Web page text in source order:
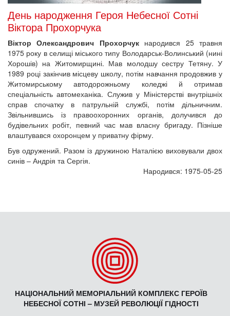
День народження Героя Небесної Сотні
Віктора Прохорчука
Віктор Олександрович Прохорчук народився 25 травня
1975 року в селищі міського типу Володарськ-Волинський (нині
Хорошів) на Житомирщині. Мав молодшу сестру Тетяну. У
1989 році закінчив місцеву школу, потім навчання продовжив у
Житомирському автодорожньому коледжі й отримав
спеціальність автомеханіка. Служив у Міністерстві внутрішніх
справ спочатку в патрульній службі, потім дільничним.
Звільнившись із правоохоронних органів, долучився до
будівельних робіт, певний час мав власну бригаду. Пізніше
влаштувався охоронцем у приватну фірму.
Був одружений. Разом із дружиною Наталією виховували двох
синів – Андрія та Сергія.
Народився: 1975-05-25
НАЦІОНАЛЬНИЙ МЕМОРІАЛЬНИЙ КОМПЛЕКС ГЕРОЇВ
НЕБЕСНОЇ СОТНІ – МУЗЕЙ РЕВОЛЮЦІЇ ГІДНОСТІ